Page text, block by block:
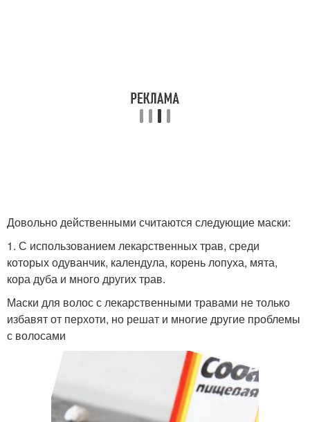
Довольно действенными считаются следующие маски:
1. С использованием лекарственных трав, среди
которых одуванчик, календула, корень лопуха, мята,
кора дуба и много других трав.
Маски для волос с лекарственными травами не только
избавят от перхоти, но решат и многие другие проблемы
с волосами